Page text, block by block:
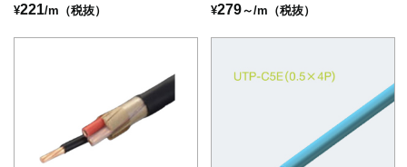
¥221/m（税抜） ¥279～/m（税抜）